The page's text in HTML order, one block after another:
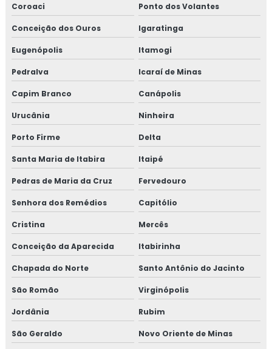
Coroaci Ponto dos Volantes
Conceição dos Ouros Igaratinga
Eugenópolis Itamogi
Pedralva Icaraí de Minas
Capim Branco Canápolis
Urucânia Ninheira
Porto Firme Delta
Santa Maria de Itabira Itaipé
Pedras de Maria da Cruz Fervedouro
Senhora dos Remédios Capitólio
Cristina Mercês
Conceição da Aparecida Itabirinha
Chapada do Norte Santo Antônio do Jacinto
São Romão Virginópolis
Jordânia Rubim
São Geraldo Novo Oriente de Minas